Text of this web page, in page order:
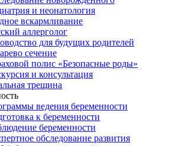
и неонатология
вскармливание
аллерголог
для будущих родителей
сечение
полис «Безопасные роды»
и консультация
трещина
ведения беременности
к беременности
беременности
обследование развития